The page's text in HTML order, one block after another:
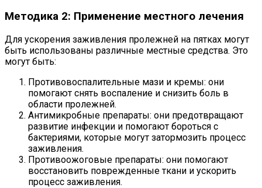
Методика 2: Применение местного лечения
Для ускорения заживления пролежней на пятках могут
быть использованы различные местные средства. Это
могут быть:
Противовоспалительные мази и кремы: они
помогают снять воспаление и снизить боль в
области пролежней.
Антимикробные препараты: они предотвращают
развитие инфекции и помогают бороться с
бактериями, которые могут затормозить процесс
заживления.
Противоожоговые препараты: они помогают
восстановить поврежденные ткани и ускорить
процесс заживления.